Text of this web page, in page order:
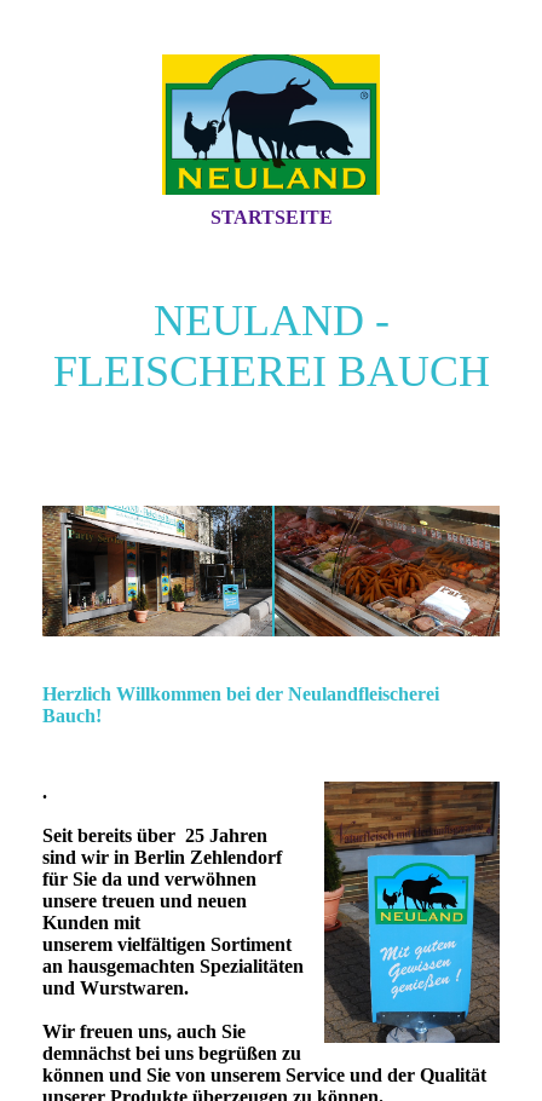
STARTSEITE
NEULAND -
FLEISCHEREI BAUCH
Herzlich Willkommen bei der Neulandfleischerei
Bauch!
.
Seit bereits über 25 Jahren
sind wir in Berlin Zehlendorf
für Sie da und verwöhnen
unsere treuen und neuen
Kunden mit
unserem vielfältigen Sortiment
an hausgemachten Spezialitäten
und Wurstwaren.
Wir freuen uns, auch Sie
demnächst bei uns begrüßen zu
können und Sie von unserem Service und der Qualität
unserer Produkte überzeugen zu können.